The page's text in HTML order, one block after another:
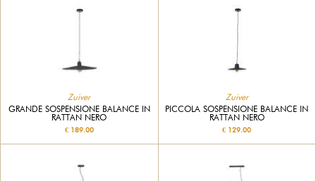
Zuiver
GRANDE SOSPENSIONE BALANCE IN
RATTAN NERO
€ 189.00
Zuiver
PICCOLA SOSPENSIONE BALANCE IN
RATTAN NERO
€ 129.00